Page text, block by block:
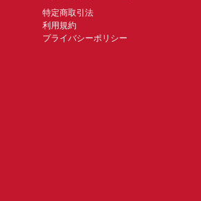
特定商取引法
利用規約
プライバシーポリシー